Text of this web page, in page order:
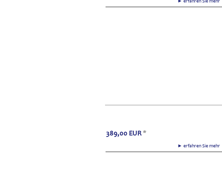
► erfahren Sie
► erfahren Sie
389,00 EUR *